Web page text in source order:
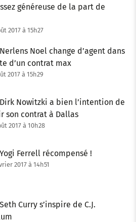
généreuse de la part de
2017 à 15h27
Noel change d’agent dans
d’un contrat max
2017 à 15h29
Dirk Nowitzki a bien l’intention de
son contrat à Dallas
2017 à 10h28
Ferrell récompensé !
2017 à 14h51
Curry s’inspire de C.J.